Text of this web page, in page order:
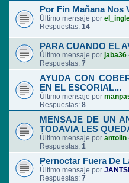
Por Fin Mañana Nos
Último mensaje por
Respuestas: 14
PARA CUANDO EL
Último mensaje por jaba36
Respuestas: 7
AYUDA CON
EN EL ESCORIAL...
Último mensaje por
Respuestas: 8
MENSAJE DE UN
TODAVIA LES
Último mensaje por antolin
Respuestas: 1
Pernoctar Fuera De
Último mensaje por
Respuestas: 7